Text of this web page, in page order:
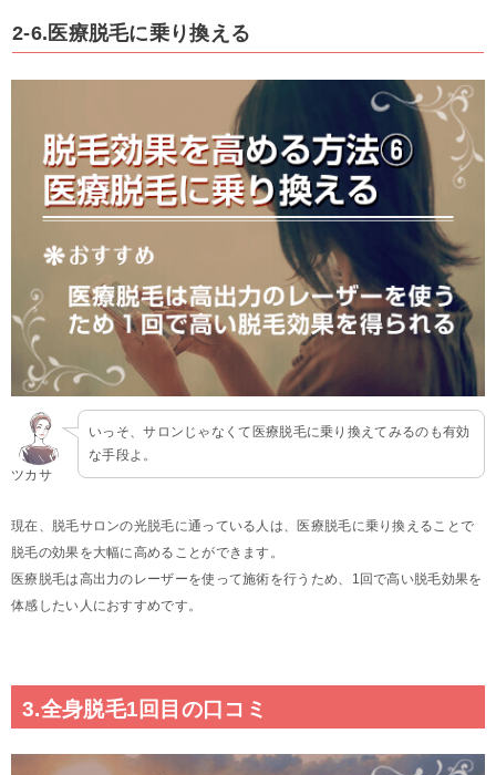
2-6.医療脱毛に乗り換える
ツカサ
いっそ、サロンじゃなくて医療脱毛に乗り換えてみるのも有効
な手段よ。
現在、脱毛サロンの光脱毛に通っている人は、医療脱毛に乗り換えることで
脱毛の効果を大幅に高めることができます。
医療脱毛は高出力のレーザーを使って施術を行うため、1回で高い脱毛効果を
体感したい人におすすめです。
3.全身脱毛1回目の口コミ